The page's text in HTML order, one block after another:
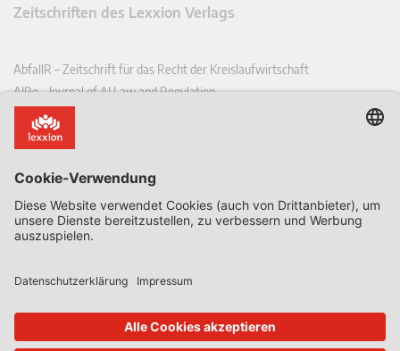
Zeitschriften des Lexxion Verlags
AbfallR – Zeitschrift für das Recht der Kreislaufwirtschaft
AIRe – Journal of AI Law and Regulation
CCLR – Carbon & Climate Law Review
CoRe – European Competition and Regulatory Law Review
EDSeQ – European Defence & Security Law & Policy Quarterly
EFFL – European Food and Feed Law Review
EHPL – European Health & Pharmaceutical Law Review
EPPPL – European Procurement & Public Private Partnership Law
EStAL – European State Aid Law Quarterly
EurUP – Zeitschrift für Europäisches Umwelt- und Planungsrecht
ICRL – International Chemical Regulatory and Law Review